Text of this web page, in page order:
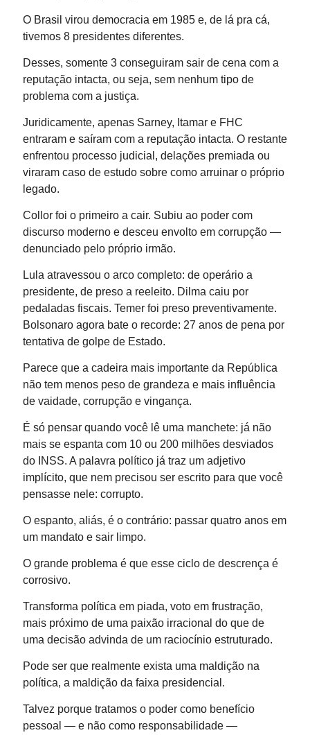
O Brasil virou democracia em 1985 e, de lá pra cá,
tivemos 8 presidentes diferentes.
Desses, somente 3 conseguiram sair de cena com a
reputação intacta, ou seja, sem nenhum tipo de
problema com a justiça.
Juridicamente, apenas Sarney, Itamar e FHC
entraram e saíram com a reputação intacta. O restante
enfrentou processo judicial, delações premiada ou
viraram caso de estudo sobre como arruinar o próprio
legado.
Collor foi o primeiro a cair. Subiu ao poder com
discurso moderno e desceu envolto em corrupção —
denunciado pelo próprio irmão.
Lula atravessou o arco completo: de operário a
presidente, de preso a reeleito. Dilma caiu por
pedaladas fiscais. Temer foi preso preventivamente.
Bolsonaro agora bate o recorde: 27 anos de pena por
tentativa de golpe de Estado.
Parece que a cadeira mais importante da República
não tem menos peso de grandeza e mais influência
de vaidade, corrupção e vingança.
É só pensar quando você lê uma manchete: já não
mais se espanta com 10 ou 200 milhões desviados
do INSS. A palavra político já traz um adjetivo
implícito, que nem precisou ser escrito para que você
pensasse nele: corrupto.
O espanto, aliás, é o contrário: passar quatro anos em
um mandato e sair limpo.
O grande problema é que esse ciclo de descrença é
corrosivo.
Transforma política em piada, voto em frustração,
mais próximo de uma paixão irracional do que de
uma decisão advinda de um raciocínio estruturado.
Pode ser que realmente exista uma maldição na
política, a maldição da faixa presidencial.
Talvez porque tratamos o poder como benefício
pessoal — e não como responsabilidade —